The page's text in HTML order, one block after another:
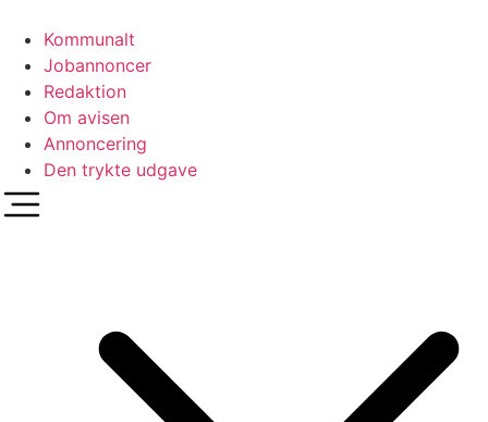
indhold
Kommunalt
Jobannoncer
Redaktion
Om avisen
Annoncering
Den trykte udgave